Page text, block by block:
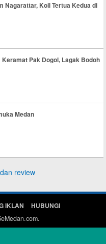
Nagarattar, Koil Tertua Kedua di
Keramat Pak Dogol, Lagak Bodoh
Medan
IKLAN
HUBUNGI
.